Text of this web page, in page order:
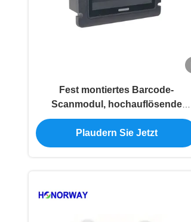
Fest montiertes Barcode-
Scanmodul, hochauflösende
Dekodierung für Förderband-MES-
Rückverfolgung
Plaudern Sie Jetzt